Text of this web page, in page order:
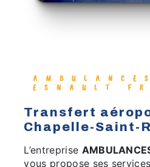
AMBULANCES
ESNAULT
transfert aéroport à La
Chapelle-Saint-
L’entreprise
vous propose ses